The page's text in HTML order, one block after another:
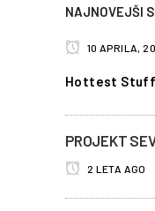
NAJNOVEJŠI
10 APRILA,
Hottest Stuff
PROJEKT
2 LETA AGO